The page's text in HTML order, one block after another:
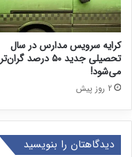
کرایه سرویس مدارس در سال
تحصیلی جدید ۵۰ درصد گران‌تر
می‌شود!
2 روز پیش
دیدگاهتان را بنویسید